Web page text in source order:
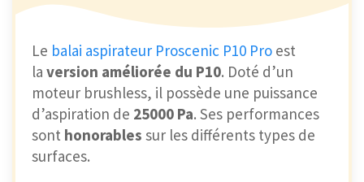
Le balai aspirateur Proscenic P10 Pro est
la version améliorée du P10. Doté d’un
moteur brushless, il possède une puissance
d’aspiration de 25000 Pa. Ses performances
sont honorables sur les différents types de
surfaces.